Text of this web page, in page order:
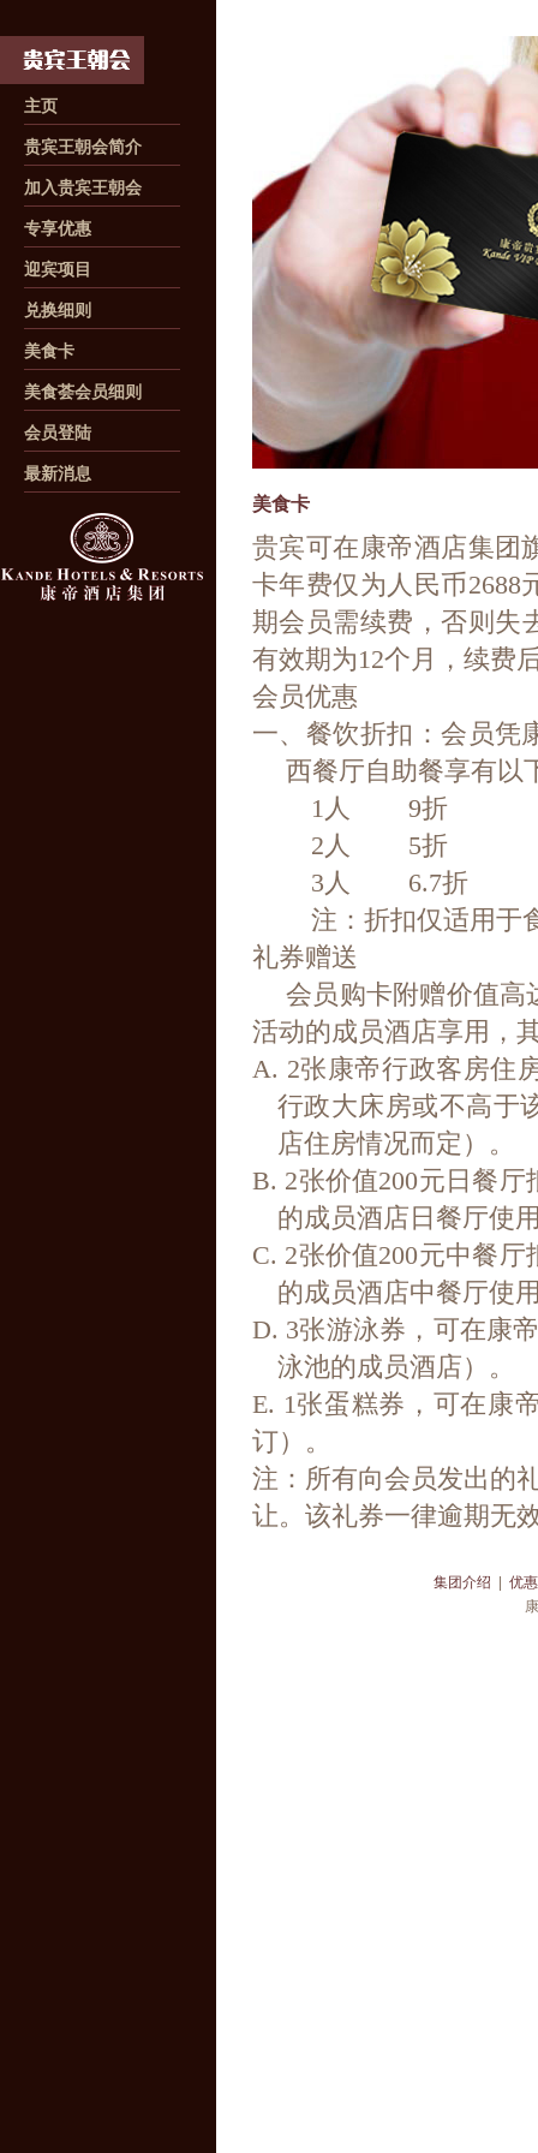
主页
贵宾王朝会简介
加入贵宾王朝会
专享优惠
迎宾项目
兑换细则
美食卡
美食荟会员细则
会员登陆
最新消息
美食卡
贵宾可在康帝酒店集团
卡年费仅为人民币2688
期会员需续费，否则失
有效期为12个月，续费
会员优惠
一、餐饮折扣：会员凭
西餐厅自助餐享有以
1人
9折
2人
5折
3人
6.7折
注：折扣仅适用于
礼券赠送
会员购卡附赠价值高
活动的成员酒店享用，
A. 2张康帝行政客房住
行政大床房或不高于
店住房情况而定）。
B. 2张价值200元日餐
的成员酒店日餐厅使
C. 2张价值200元中餐
的成员酒店中餐厅使
D. 3张游泳券，可在康
泳池的成员酒店）。
E. 1张蛋糕券，可在康
订）。
注：所有向会员发出的
让。该礼券一律逾期无
集团介绍
优